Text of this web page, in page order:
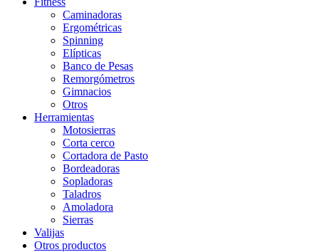
Caminadoras
Ergométricas
Spinning
Elípticas
Banco de Pesas
Remorgómetros
Gimnacios
Otros
Herramientas
Motosierras
Corta cerco
Cortadora de Pasto
Bordeadoras
Sopladoras
Taladros
Amoladora
Sierras
Valijas
Otros productos